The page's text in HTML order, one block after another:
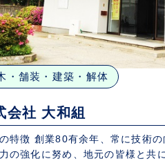
・舗装・建築・解体
会社 大和組
特徴 創業80有余年、常に技術の
の強化に努め、地元の皆様と共